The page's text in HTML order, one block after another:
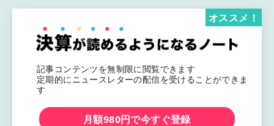
記事コンテンツを無制限に閲覧できます
定期的にニュースレターの配信を受けることができま
す
オススメ！
月額980円で今すぐ登録